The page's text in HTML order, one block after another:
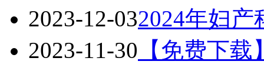
2023-12-032024年妇
2023-11-30 【免费下